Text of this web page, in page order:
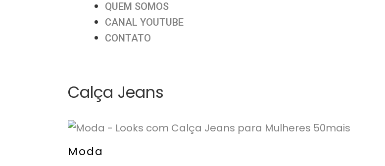
QUEM SOMOS
CANAL YOUTUBE
CONTATO
Calça Jeans
Moda